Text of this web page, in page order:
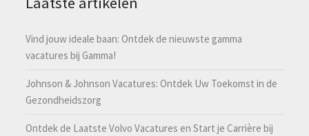
Vind jouw ideale baan: Ontdek de nieuwste gamma
vacatures bij Gamma!
Johnson & Johnson Vacatures: Ontdek Uw Toekomst in de
Gezondheidszorg
Ontdek de Laatste Volvo Vacatures en Start je Carrière bij